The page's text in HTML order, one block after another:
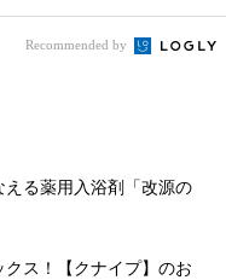
Recommended by
る薬用入浴剤「改源の
ス！【クナイプ】のお